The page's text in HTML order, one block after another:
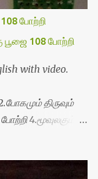
போற்றி
பூஜை 108 போற்றி
with video.
திருவும்
4.மூவுலகும்
பொலிந்தாய்